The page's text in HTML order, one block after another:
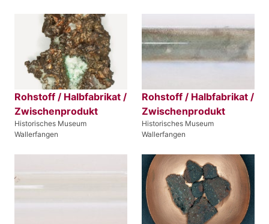
Rohstoff / Halbfabrikat /
Zwischenprodukt
Historisches Museum
Wallerfangen
Rohstoff / Halbfabrikat /
Zwischenprodukt
Historisches Museum
Wallerfangen